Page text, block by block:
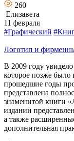
260
Елизавета
11 февраля
#Графический
Логотип и
В 2009 году
которое позже было
прошедшие годы
представлена
знаменитой книги
издании
а также
дополнительная